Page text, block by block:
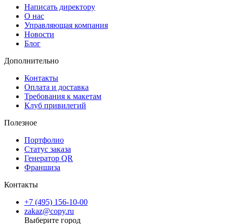
фиксированной датой выдачи, это стоит указать при подаче
заявки — менеджер учтёт сроки при планировании
Написать директору
О нас
Управляющая компания
Новости
Блог
Дополнительно
Контакты
Оплата и доставка
Требования к макетам
Клуб привилегий
Полезное
Портфолио
Статус заказа
Генератор QR
Франшиза
Контакты
+7 (495) 156-10-00
zakaz@copy.ru